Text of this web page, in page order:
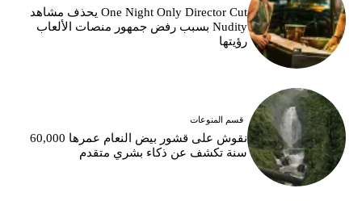
One Night Only Director Cut يحذف مشاهد
Nudity بسبب رفض جمهور منصات الألعاب
رؤيتها
قسم المنوعات
نقوش على قشور بيض النعام عمرها 60,000
سنة تكشف عن ذكاء بشري متقدم